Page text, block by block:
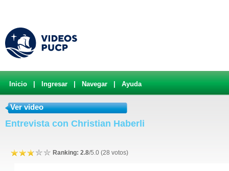
Inicio Ingresar Navegar Ayuda
Ver video
Entrevista con Christian Haberli
Ranking: 2.8/5.0 (28 votos)